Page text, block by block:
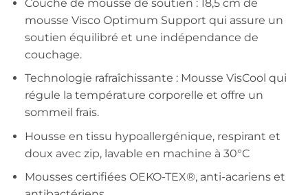
Couche de mousse de soutien : 18,5 cm de
mousse Visco Optimum Support qui assure un
soutien équilibré et une indépendance de
couchage.
Technologie rafraîchissante : Mousse VisCool qui
régule la température corporelle et offre un
sommeil frais.
Housse en tissu hypoallergénique, respirant et
doux avec zip, lavable en machine à 30°C
Mousses certifiées OEKO-TEX®, anti-acariens et